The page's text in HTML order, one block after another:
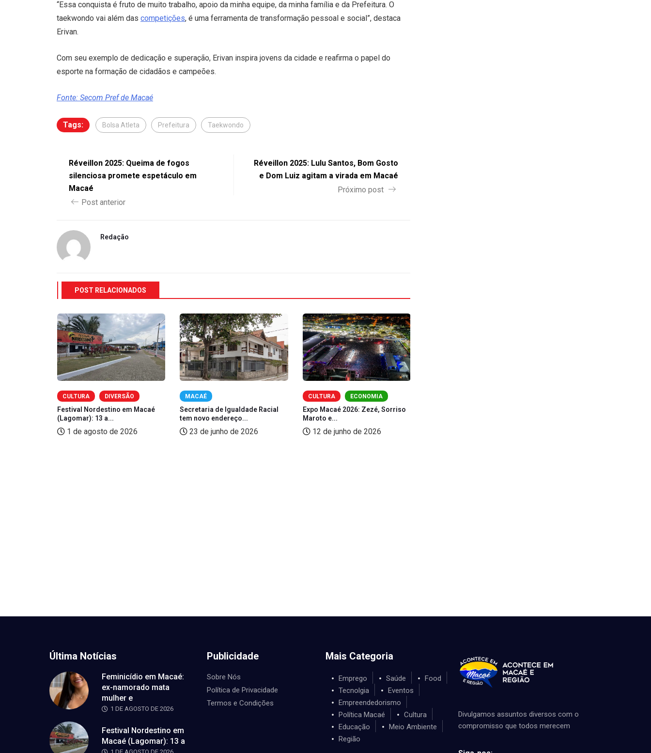
“Essa conquista é fruto de muito trabalho, apoio da minha equipe, da minha família e da Prefeitura. O
taekwondo vai além das competições, é uma ferramenta de transformação pessoal e social”, destaca
Erivan.
Com seu exemplo de dedicação e superação, Erivan inspira jovens da cidade e reafirma o papel do
esporte na formação de cidadãos e campeões.
Fonte: Secom Pref de Macaé
Tags: Bolsa Atleta Prefeitura Taekwondo
Réveillon 2025: Queima de fogos
silenciosa promete espetáculo em
Macaé
Post anterior
Réveillon 2025: Lulu Santos, Bom Gosto
e Dom Luiz agitam a virada em Macaé
Próximo post
Redação
POST RELACIONADOS
CULTURA DIVERSÃO
Festival Nordestino em Macaé
(Lagomar): 13 a...
1 de agosto de 2026
MACAÉ
Secretaria de Igualdade Racial
tem novo endereço...
23 de junho de 2026
CULTURA ECONOMIA
Expo Macaé 2026: Zezé, Sorriso
Maroto e...
12 de junho de 2026
Última Notícias
Feminicídio em Macaé:
ex-namorado mata
mulher e
1 DE AGOSTO DE 2026
Festival Nordestino em
Macaé (Lagomar): 13 a
Publicidade
Sobre Nós
Política de Privacidade
Termos e Condições
Mais Categoria
Emprego Saúde
Food
Tecnolgia
Eventos
Empreendedorismo
Política Macaé
Cultura
Educação
Meio Ambiente
Região
Divulgamos assuntos diversos com o
compromisso que todos merecem